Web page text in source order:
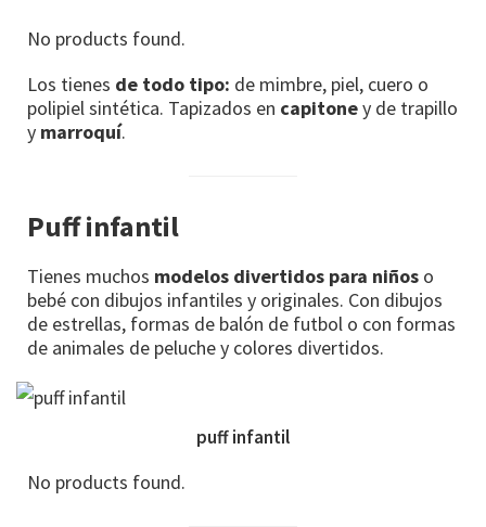
No products found.
Los tienes de todo tipo: de mimbre, piel, cuero o
polipiel sintética. Tapizados en capitoney de trapillo
y marroquí.
Puff infantil
Tienes muchos modelos divertidos para niños o
bebé con dibujos infantiles y originales. Con dibujos
de estrellas, formas de balón de futbol o con formas
de animales de peluche y colores divertidos.
puff infantil
No products found.